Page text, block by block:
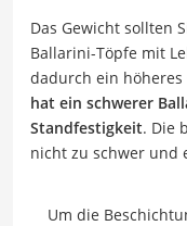
Das Gewicht sollten
Ballarini-Töpfe mit
dadurch ein
hat ein schwerer
Standfestigkeit. Die
nicht zu schwer und
Um die